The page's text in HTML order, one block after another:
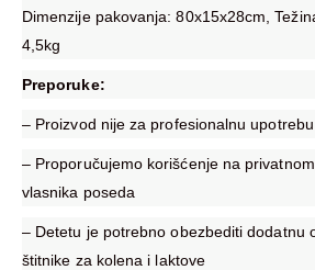
Dimenzije pakovanja: 80x15x28cm,
4,5kg
Preporuke:
– Proizvod nije za profesionalnu upotrebu
– Proporučujemo korišćenje na
vlasnika poseda
– Detetu je potrebno obezbediti dodatnu
štitnike za kolena i laktove